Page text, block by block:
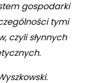
gospodarki
tymi
czyli słynnych